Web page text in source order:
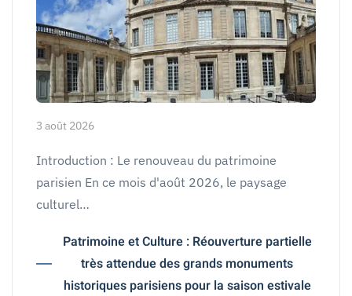
3 août 2026
Introduction : Le renouveau du patrimoine
parisien En ce mois d'août 2026, le paysage
culturel…
Patrimoine et Culture : Réouverture partielle
très attendue des grands monuments
historiques parisiens pour la saison estivale